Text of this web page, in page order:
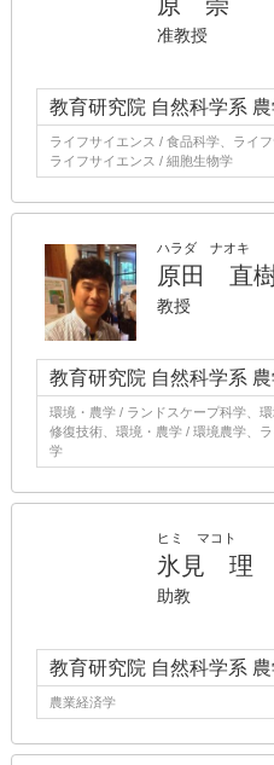
准教授
教育研究院 自然科学系 農
ライフサイエンス / 食品科学、ライ
ライフサイエンス / 細胞生物学
ハラダ ナオキ
原田 直
教授
教育研究院 自然科学系 農
環境・農学 / ランドスケープ科学、
修復技術、環境・農学 / 環境農学、
学
ヒミ マコト
氷見 理
助教
教育研究院 自然科学系 農
農業経済学